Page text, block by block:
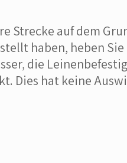
Strecke auf dem
haben, heben
die
Dies hat keine